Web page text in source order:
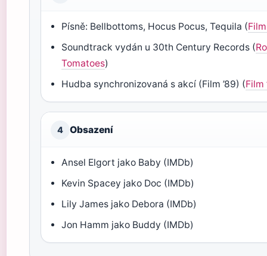
Písně: Bellbottoms, Hocus Pocus, Tequila (
Soundtrack vydán u 30th Century Records (
Tomatoes)
Hudba synchronizovaná s akcí (Film ’89) (Film
4 Obsazení
Ansel Elgort jako Baby (IMDb)
Kevin Spacey jako Doc (IMDb)
Lily James jako Debora (IMDb)
Jon Hamm jako Buddy (IMDb)